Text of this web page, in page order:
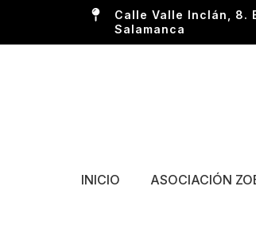
Calle Valle Inclán, 8.
Salamanca
INICIO ASOCIACIÓN